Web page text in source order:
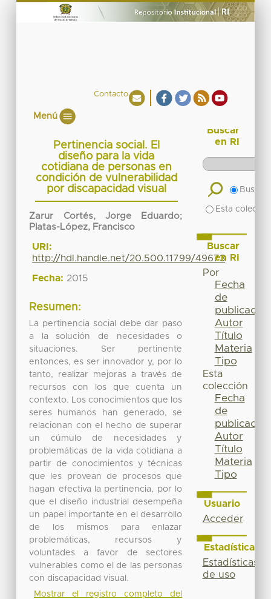
Contacto
Menú
Pertinencia social. El
diseño para la vida
cotidiana de personas en
condición de vulnerabilidad
por discapacidad visual
Zarur Cortés, Jorge Eduardo;
Platas-López, Francisco
URI:
http://hdl.handle.net/20.500.11799/49673
Fecha: 2015
Resumen:
La pertinencia social debe dar paso
a la solución de necesidades o
situaciones. Ser pertinente
entonces, es ser innovador y, por lo
tanto, realizar mejoras a través de
recursos con los que cuenta un
contexto. Los conocimientos que los
seres humanos han generado, se
relacionan con el hecho de superar
un cúmulo de necesidades y
problemáticas de la vida cotidiana a
partir de conocimientos y técnicas
que les provean de procesos que
hagan efectiva la pertinencia, por lo
que el diseño industrial desempeña
un papel importante en el desarrollo
de los mismos para enlazar
problemáticas, recursos y
voluntades a favor de sectores
vulnerables como el de las personas
con discapacidad visual.
Mostrar el registro completo del
Buscar
en RI
Buscar
Esta
Buscar
en RI
Por
Fecha
de
publicación
Autor
Título
Materia
Tipo
Esta
colección
Fecha
de
publicación
Autor
Título
Materia
Tipo
Usuario
Acceder
Estadísticas
Estadísticas
de uso